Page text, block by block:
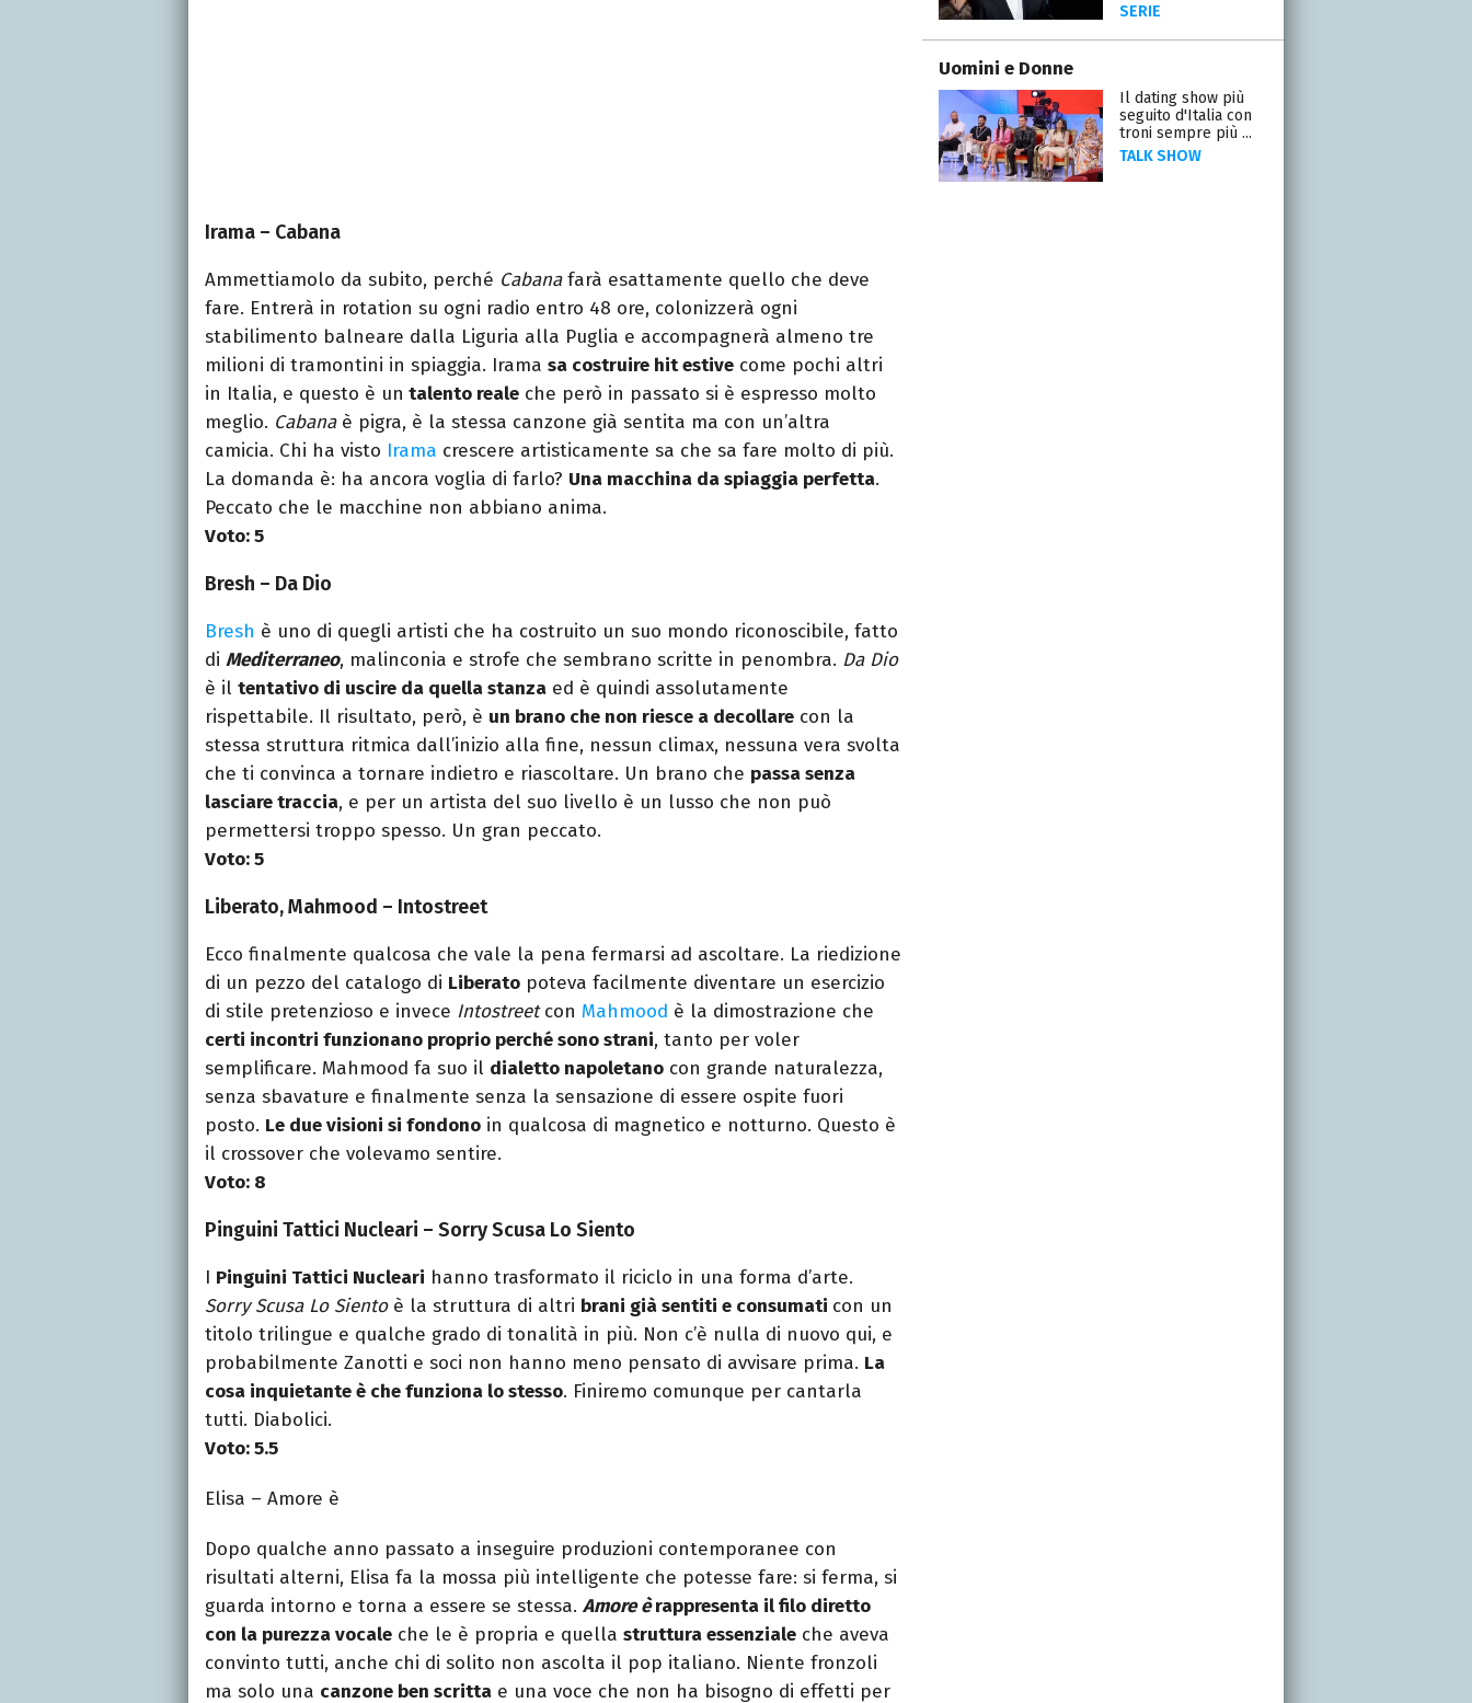
Irama – Cabana
Ammettiamolo da subito, perché Cabanafarà esattamente quello che deve
fare. Entrerà in rotation su ogni radio entro 48 ore, colonizzerà ogni
stabilimento balneare dalla Liguria alla Puglia e accompagnerà almeno tre
milioni di tramontini in spiaggia. Irama sa costruire hit estive come pochi altri
in Italia, e questo è un talento reale che però in passato si è espresso molto
meglio. Cabanaè pigra, è la stessa canzone già sentita ma con un’altra
camicia. Chi ha visto Irama crescere artisticamente sa che sa fare molto di più.
La domanda è: ha ancora voglia di farlo? Una macchina da spiaggia perfetta.
Peccato che le macchine non abbiano anima.
Voto: 5
Bresh – Da Dio
Bresh è uno di quegli artisti che ha costruito un suo mondo riconoscibile, fatto
di Mediterraneo, malinconia e strofe che sembrano scritte in penombra. Da Dio
è il tentativo di uscire da quella stanza ed è quindi assolutamente
rispettabile. Il risultato, però, è un brano che non riesce a decollare con la
stessa struttura ritmica dall’inizio alla fine, nessun climax, nessuna vera svolta
che ti convinca a tornare indietro e riascoltare. Un brano che passa senza
lasciare traccia, e per un artista del suo livello è un lusso che non può
permettersi troppo spesso. Un gran peccato.
Voto: 5
Liberato, Mahmood – Intostreet
Ecco finalmente qualcosa che vale la pena fermarsi ad ascoltare. La riedizione
di un pezzo del catalogo di Liberato poteva facilmente diventare un esercizio
di stile pretenzioso e invece Intostreetcon Mahmood è la dimostrazione che
certi incontri funzionano proprio perché sono strani, tanto per voler
semplificare. Mahmood fa suo il dialetto napoletano con grande naturalezza,
senza sbavature e finalmente senza la sensazione di essere ospite fuori
posto. Le due visioni si fondono in qualcosa di magnetico e notturno. Questo è
il crossover che volevamo sentire.
Voto: 8
Pinguini Tattici Nucleari – Sorry Scusa Lo Siento
I Pinguini Tattici Nucleari hanno trasformato il riciclo in una forma d’arte.
Sorry Scusa Lo Sientoè la struttura di altri brani già sentiti e consumati con un
titolo trilingue e qualche grado di tonalità in più. Non c’è nulla di nuovo qui, e
probabilmente Zanotti e soci non hanno meno pensato di avvisare prima. La
cosa inquietante è che funziona lo stesso. Finiremo comunque per cantarla
tutti. Diabolici.
Voto: 5.5
Elisa – Amore è
Dopo qualche anno passato a inseguire produzioni contemporanee con
risultati alterni, Elisa fa la mossa più intelligente che potesse fare: si ferma, si
guarda intorno e torna a essere se stessa. Amore èrappresenta il filo diretto
con la purezza vocale che le è propria e quella struttura essenziale che aveva
convinto tutti, anche chi di solito non ascolta il pop italiano. Niente fronzoli
ma solo una canzone ben scritta e una voce che non ha bisogno di effetti per
SERIE
Uomini e Donne
Il dating show più
seguito d'Italia con
troni sempre più ...
TALK SHOW